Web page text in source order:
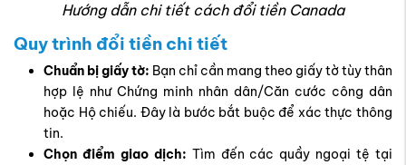
Hướng dẫn chi tiết cách đổi tiền Canada
Quy trình đổi tiền chi tiết
Chuẩn bị giấy tờ: Bạn chỉ cần mang theo giấy tờ tùy thân
hợp lệ như Chứng minh nhân dân/Căn cước công dân
hoặc Hộ chiếu. Đây là bước bắt buộc để xác thực thông
tin.
Chọn điểm giao dịch: Tìm đến các quầy ngoại tệ tại